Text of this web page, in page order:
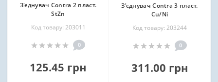
З'єднувач Contra 2 пласт.
StZn
Код товару: 203011
0
125.45 грн
З'єднувач Contra 3 пласт.
Cu/Ni
Код товару: 203244
0
311.00 грн